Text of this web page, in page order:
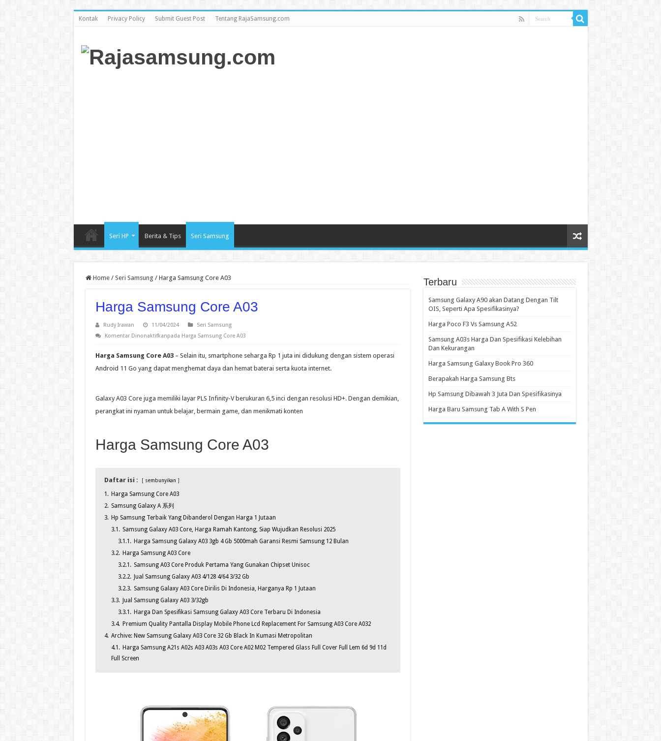
Kontak Privacy Policy Submit Guest Post Tentang RajaSamsung.com
Seri HP Berita & Tips Seri Samsung
Home / Seri Samsung / Harga Samsung Core A03
Harga Samsung Core A03
Rudy Irawan 11/04/2024
Seri Samsung
Komentar Dinonaktifkanpada Harga Samsung Core A03
Harga Samsung Core A03– Selain itu, smartphone seharga Rp 1 juta ini didukung dengan sistem operasi
Android 11 Go yang dapat menghemat daya dan hemat baterai serta kuota internet.
Galaxy A03 Core juga memiliki layar PLS Infinity-V berukuran 6,5 inci dengan resolusi HD+. Dengan demikian,
perangkat ini nyaman untuk belajar, bermain game, dan menikmati konten
Harga Samsung Core A03
Daftar isi : sembunyikan
1. Harga Samsung Core A03
2. Samsung Galaxy A 系列
3. Hp Samsung Terbaik Yang Dibanderol Dengan Harga 1 Jutaan
3.1. Samsung Galaxy A03 Core, Harga Ramah Kantong, Siap Wujudkan Resolusi 2025
3.1.1. Harga Samsung Galaxy A03 3gb 4 Gb 5000mah Garansi Resmi Samsung 12 Bulan
3.2. Harga Samsung A03 Core
3.2.1. Samsung A03 Core Produk Pertama Yang Gunakan Chipset Unisoc
3.2.2.
Jual Samsung Galaxy A03 4/128 4/64 3/32 Gb
3.2.3. Samsung Galaxy A03 Core Dirilis Di Indonesia, Harganya Rp 1 Jutaan
3.3.
Jual Samsung Galaxy A03 3/32gb
3.3.1. Harga Dan Spesifikasi Samsung Galaxy A03 Core Terbaru Di Indonesia
3.4. Premium Quality Pantalla Display Mobile Phone Lcd Replacement For Samsung A03 Core A032
4. Archive: New Samsung Galaxy A03 Core 32 Gb Black In Kumasi Metropolitan
4.1. Harga Samsung A21s A02s A03 A03s A03 Core A02 M02 Tempered Glass Full Cover Full Lem 6d 9d 11d
Full Screen
Terbaru
Samsung Galaxy A90 akan Datang Dengan Tilt
OIS, Seperti Apa Spesifikasinya?
Harga Poco F3 Vs Samsung A52
Samsung A03s Harga Dan Spesifikasi Kelebihan
Dan Kekurangan
Harga Samsung Galaxy Book Pro 360
Berapakah Harga Samsung Bts
Hp Samsung Dibawah 3 Juta Dan Spesifikasinya
Harga Baru Samsung Tab A With S Pen